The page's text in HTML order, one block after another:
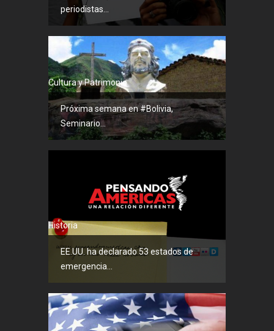
periodistas...
Cultura y Patrimonio
Próxima semana en #Bolivia,
Seminario...
Historia
EE.UU. ha declarado 53 estados de
emergencia...